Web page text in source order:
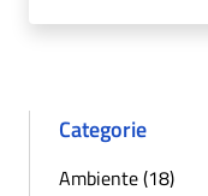
Categorie
Ambiente (18)